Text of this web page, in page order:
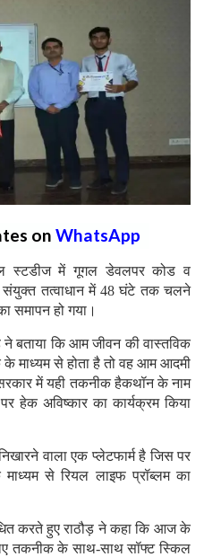
on WhatsApp
स्टडीज में गूगल डेवलपर कोड व
संयुक्त तत्वाधान में 48 घंटे तक चलने
समापन हो गया।
बताया कि आम जीवन की वास्तविक
माध्यम से होता है तो वह आम आदमी
में यही तकनीक हैकथॉन के नाम
हेक अविष्कार का कार्यक्रम किया
निखारने वाला एक प्लेटफार्म है जिस पर
माध्यम से रियल लाइफ प्रॉब्लम का
करते हुए राठौड़ ने कहा कि आज के
तकनीक के साथ-साथ सॉफ्ट स्किल